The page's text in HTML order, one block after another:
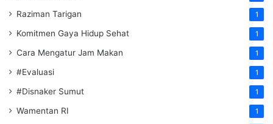
Raziman Tarigan 1
Komitmen Gaya Hidup Sehat 1
Cara Mengatur Jam Makan 1
#Evaluasi 1
#Disnaker Sumut 1
Wamentan RI 1